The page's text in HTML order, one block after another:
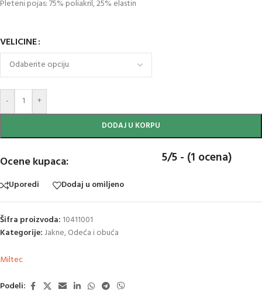
Pleteni pojas: 75% poliakril, 25% elastin
VELICINE
- +
DODAJ U KORPU
Ocene kupaca: 5/5 - (1 ocena)
Uporedi Dodaj u omiljeno
Šifra proizvoda: 10411001
Kategorije:Jakne,Odeća i obuća
Miltec
Podeli: